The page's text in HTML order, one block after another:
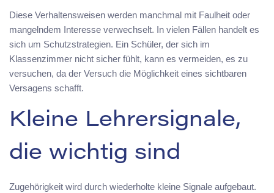
Diese Verhaltensweisen werden manchmal mit Faulheit oder
mangelndem Interesse verwechselt. In vielen Fällen handelt es
sich um Schutzstrategien. Ein Schüler, der sich im
Klassenzimmer nicht sicher fühlt, kann es vermeiden, es zu
versuchen, da der Versuch die Möglichkeit eines sichtbaren
Versagens schafft.
Kleine Lehrersignale,
die wichtig sind
Zugehörigkeit wird durch wiederholte kleine Signale aufgebaut.